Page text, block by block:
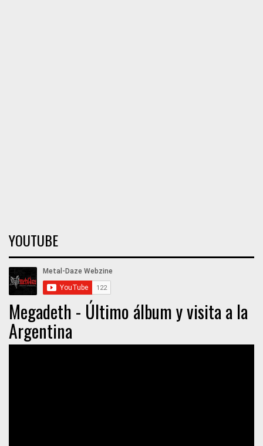
YOUTUBE
Megadeth - Último álbum y visita a la
Argentina